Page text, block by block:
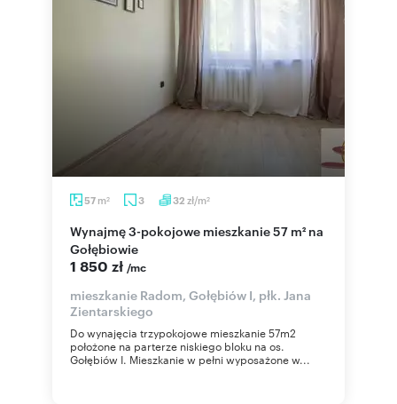
57 m2 3 32 zł/m2
Wynajmę 3-pokojowe mieszkanie 57 m² na
Gołębiowie
1 850 zł /mc
mieszkanie Radom, Gołębiów I, płk. Jana
Zientarskiego
Do wynajęcia trzypokojowe mieszkanie 57m2
położone na parterze niskiego bloku na os.
Gołębiów I. Mieszkanie w pełni wyposażone w...